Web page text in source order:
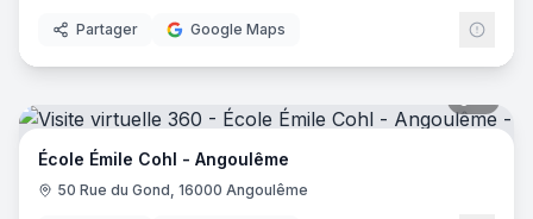
Partager Google Maps
École Émile Cohl - Angoulême
50 Rue du Gond, 16000 Angoulême